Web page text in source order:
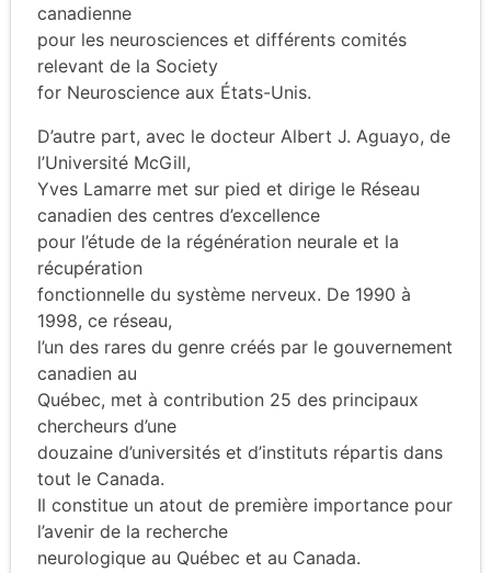
canadienne
pour les neurosciences et différents comités
relevant de la Society
for Neuroscience aux États-Unis.
D’autre part, avec le docteur Albert J. Aguayo, de
l’Université McGill,
Yves Lamarre met sur pied et dirige le Réseau
canadien des centres d’excellence
pour l’étude de la régénération neurale et la
récupération
fonctionnelle du système nerveux. De 1990 à
1998, ce réseau,
l’un des rares du genre créés par le gouvernement
canadien au
Québec, met à contribution 25 des principaux
chercheurs d’une
douzaine d’universités et d’instituts répartis dans
tout le Canada.
Il constitue un atout de première importance pour
l’avenir de la recherche
neurologique au Québec et au Canada.